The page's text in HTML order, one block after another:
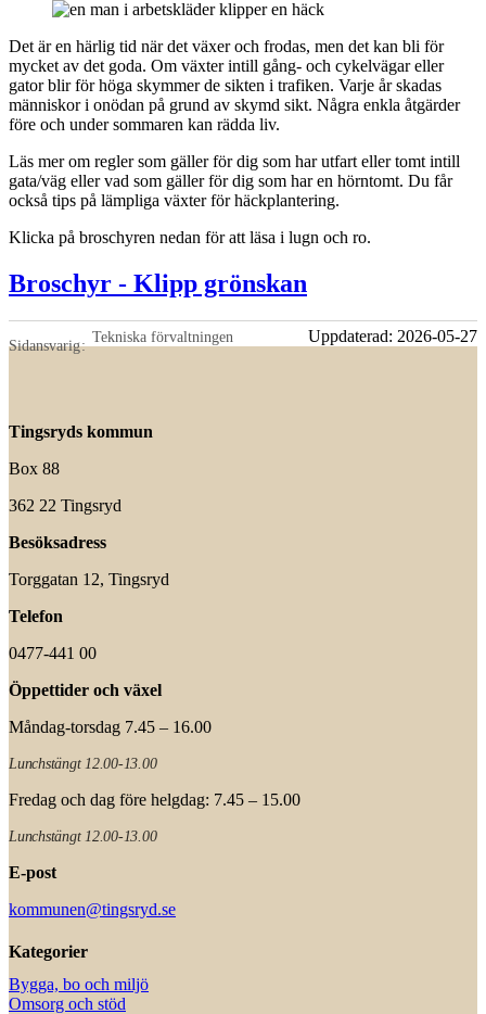
Det är en härlig tid när det växer och frodas, men det kan bli för
mycket av det goda. Om växter intill gång- och cykelvägar eller
gator blir för höga skymmer de sikten i trafiken. Varje år skadas
människor i onödan på grund av skymd sikt. Några enkla åtgärder
före och under sommaren kan rädda liv.
Läs mer om regler som gäller för dig som har utfart eller tomt intill
gata/väg eller vad som gäller för dig som har en hörntomt. Du får
också tips på lämpliga växter för häckplantering.
Klicka på broschyren nedan för att läsa i lugn och ro.
Broschyr - Klipp grönskan
Tekniska förvaltningen
Sidansvarig
Uppdaterad: 2026-05-27
Tingsryds kommun
Box 88
362 22 Tingsryd
Besöksadress
Torggatan 12, Tingsryd
Telefon
0477-441 00
Öppettider och växel
Måndag-torsdag 7.45 – 16.00
Lunchstängt 12.00-13.00
Fredag och dag före helgdag: 7.45 – 15.00
Lunchstängt 12.00-13.00
E-post
kommunen@tingsryd.se
Kategorier
Bygga, bo och miljö
Omsorg och stöd